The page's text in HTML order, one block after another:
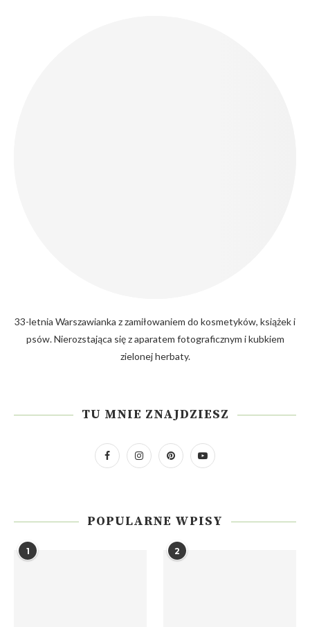
33-letnia Warszawianka z zamiłowaniem do kosmetyków, książek i
psów. Nierozstająca się z aparatem fotograficznym i kubkiem
zielonej herbaty.
TU MNIE ZNAJDZIESZ
POPULARNE WPISY
1 2